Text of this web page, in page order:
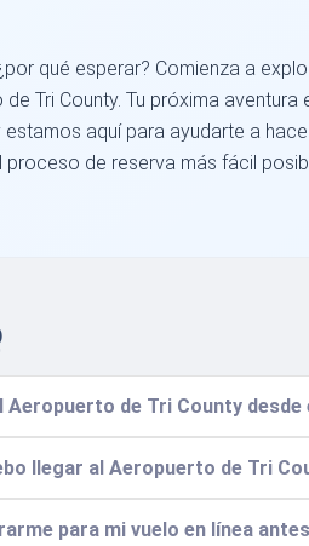
qué esperar? Comienza a
Tri County. Tu próxima
estamos aquí para ayudarte a
proceso de reserva más fácil
Aeropuerto de Tri County desde
llegar al Aeropuerto de Tri
para mi vuelo en línea